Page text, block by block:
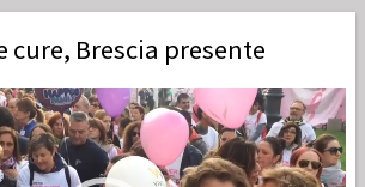
cure, Brescia presente